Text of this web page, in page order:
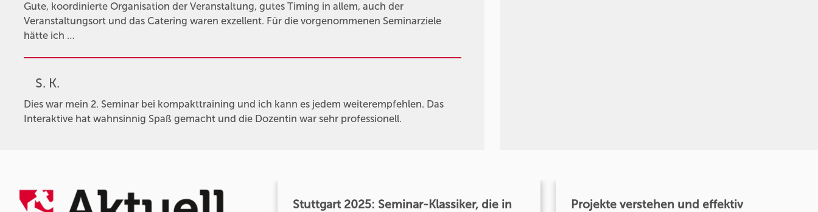
Gute, koordinierte Organisation der Veranstaltung, gutes Timing in allem, auch der
Veranstaltungsort und das Catering waren exzellent. Für die vorgenommenen Seminarziele
hätte ich …
S. K.
Dies war mein 2. Seminar bei kompakttraining und ich kann es jedem weiterempfehlen. Das
Interaktive hat wahnsinnig Spaß gemacht und die Dozentin war sehr professionell.
Stuttgart 2025: Seminar-Klassiker, die in
Projekte verstehen und effektiv